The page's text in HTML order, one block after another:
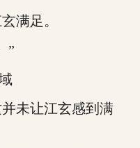
满足。
”
未让江玄感到满